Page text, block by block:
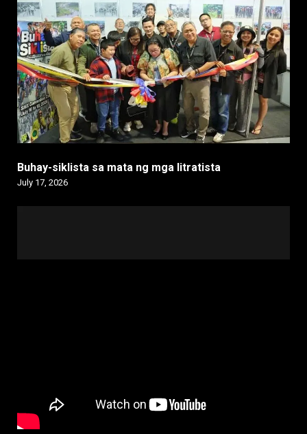
Buhay-siklista sa mata ng mga litratista
July 17, 2026